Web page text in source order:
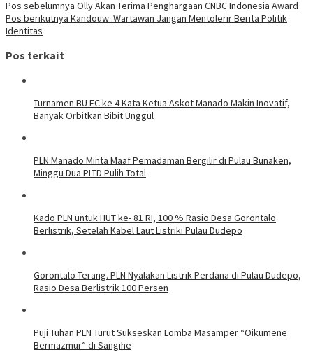
Pos sebelumnya Olly Akan Terima Penghargaan CNBC Indonesia Award
Pos berikutnya Kandouw :Wartawan Jangan Mentolerir Berita Politik
Identitas
Pos terkait
Turnamen BU FC ke 4 Kata Ketua Askot Manado Makin Inovatif,
Banyak Orbitkan Bibit Unggul
PLN Manado Minta Maaf Pemadaman Bergilir di Pulau Bunaken,
Minggu Dua PLTD Pulih Total
Kado PLN untuk HUT ke- 81 RI, 100 % Rasio Desa Gorontalo
Berlistrik, Setelah Kabel Laut Listriki Pulau Dudepo
Gorontalo Terang. PLN Nyalakan Listrik Perdana di Pulau Dudepo,
Rasio Desa Berlistrik 100 Persen
Puji Tuhan PLN Turut Sukseskan Lomba Masamper “Oikumene
Bermazmur” di Sangihe